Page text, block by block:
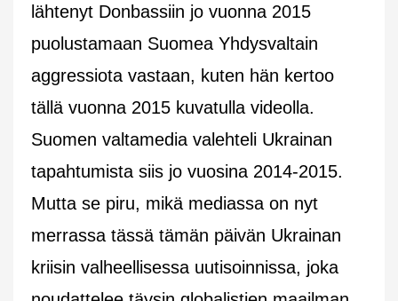
lähtenyt Donbassiin jo vuonna 2015
puolustamaan Suomea Yhdysvaltain
aggressiota vastaan, kuten hän kertoo
tällä vuonna 2015 kuvatulla videolla.
Suomen valtamedia valehteli Ukrainan
tapahtumista siis jo vuosina 2014-2015.
Mutta se piru, mikä mediassa on nyt
merrassa tässä tämän päivän Ukrainan
kriisin valheellisessa uutisoinnissa, joka